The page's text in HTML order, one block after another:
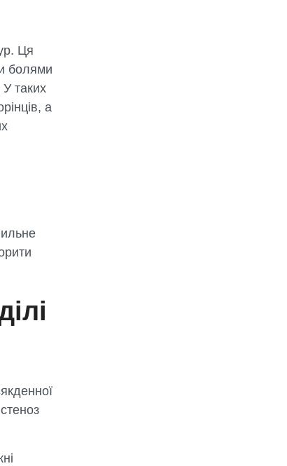
Ця
болями
таких
а